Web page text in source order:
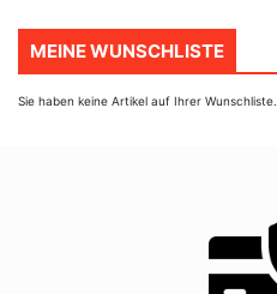
MEINE WUNSCHLISTE
Sie haben keine Artikel auf Ihrer Wunschliste.